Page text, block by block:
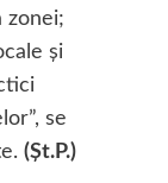
zonei;
şi
se
(Şt.P.)